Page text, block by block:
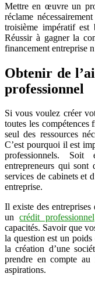
Mettre en œuvre un
réclame
troisième impératif
Réussir à gagner la
financement entreprise
Obtenir de
professionnel
Si vous voulez créer
toutes les compétences
seul des ressources
C’est pourquoi il est
professionnels.
entrepreneurs qui
services de cabinets et
entreprise.
Il existe des
uncrédit professionnel
capacités. Savoir que
la question est un
la création d’une
prendre en compte
aspirations.